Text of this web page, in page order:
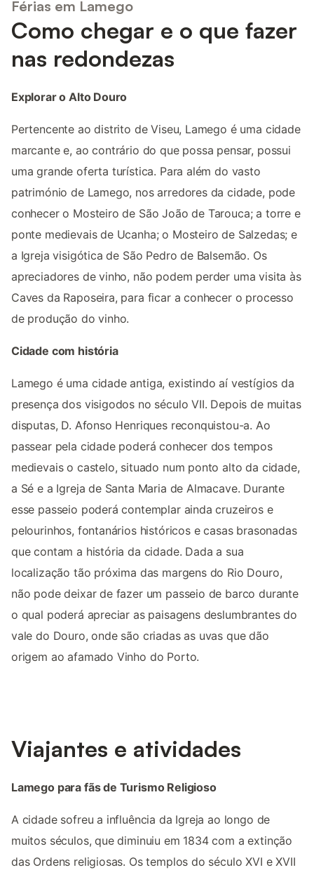
Férias em Lamego
Como chegar e o que fazer
nas redondezas
Explorar o Alto Douro
Pertencente ao distrito de Viseu, Lamego é uma cidade
marcante e, ao contrário do que possa pensar, possui
uma grande oferta turística. Para além do vasto
património de Lamego, nos arredores da cidade, pode
conhecer o Mosteiro de São João de Tarouca; a torre e
ponte medievais de Ucanha; o Mosteiro de Salzedas; e
a Igreja visigótica de São Pedro de Balsemão. Os
apreciadores de vinho, não podem perder uma visita às
Caves da Raposeira, para ficar a conhecer o processo
de produção do vinho.
Cidade com história
Lamego é uma cidade antiga, existindo aí vestígios da
presença dos visigodos no século VII. Depois de muitas
disputas, D. Afonso Henriques reconquistou-a. Ao
passear pela cidade poderá conhecer dos tempos
medievais o castelo, situado num ponto alto da cidade,
a Sé e a Igreja de Santa Maria de Almacave. Durante
esse passeio poderá contemplar ainda cruzeiros e
pelourinhos, fontanários históricos e casas brasonadas
que contam a história da cidade. Dada a sua
localização tão próxima das margens do Rio Douro,
não pode deixar de fazer um passeio de barco durante
o qual poderá apreciar as paisagens deslumbrantes do
vale do Douro, onde são criadas as uvas que dão
origem ao afamado Vinho do Porto.
Viajantes e atividades
Lamego para fãs de Turismo Religioso
A cidade sofreu a influência da Igreja ao longo de
muitos séculos, que diminuiu em 1834 com a extinção
das Ordens religiosas. Os templos do século XVI e XVII